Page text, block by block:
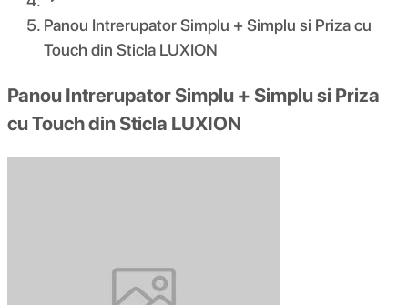
Panou Intrerupator Simplu + Simplu si Priza cu
Touch din Sticla LUXION
Panou Intrerupator Simplu + Simplu si Priza
cu Touch din Sticla LUXION